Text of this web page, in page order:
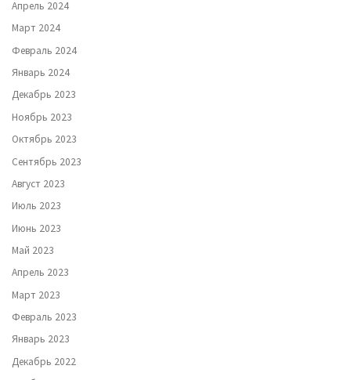
Апрель 2024
Март 2024
Февраль 2024
Январь 2024
Декабрь 2023
Ноябрь 2023
Октябрь 2023
Сентябрь 2023
Август 2023
Июль 2023
Июнь 2023
Май 2023
Апрель 2023
Март 2023
Февраль 2023
Январь 2023
Декабрь 2022